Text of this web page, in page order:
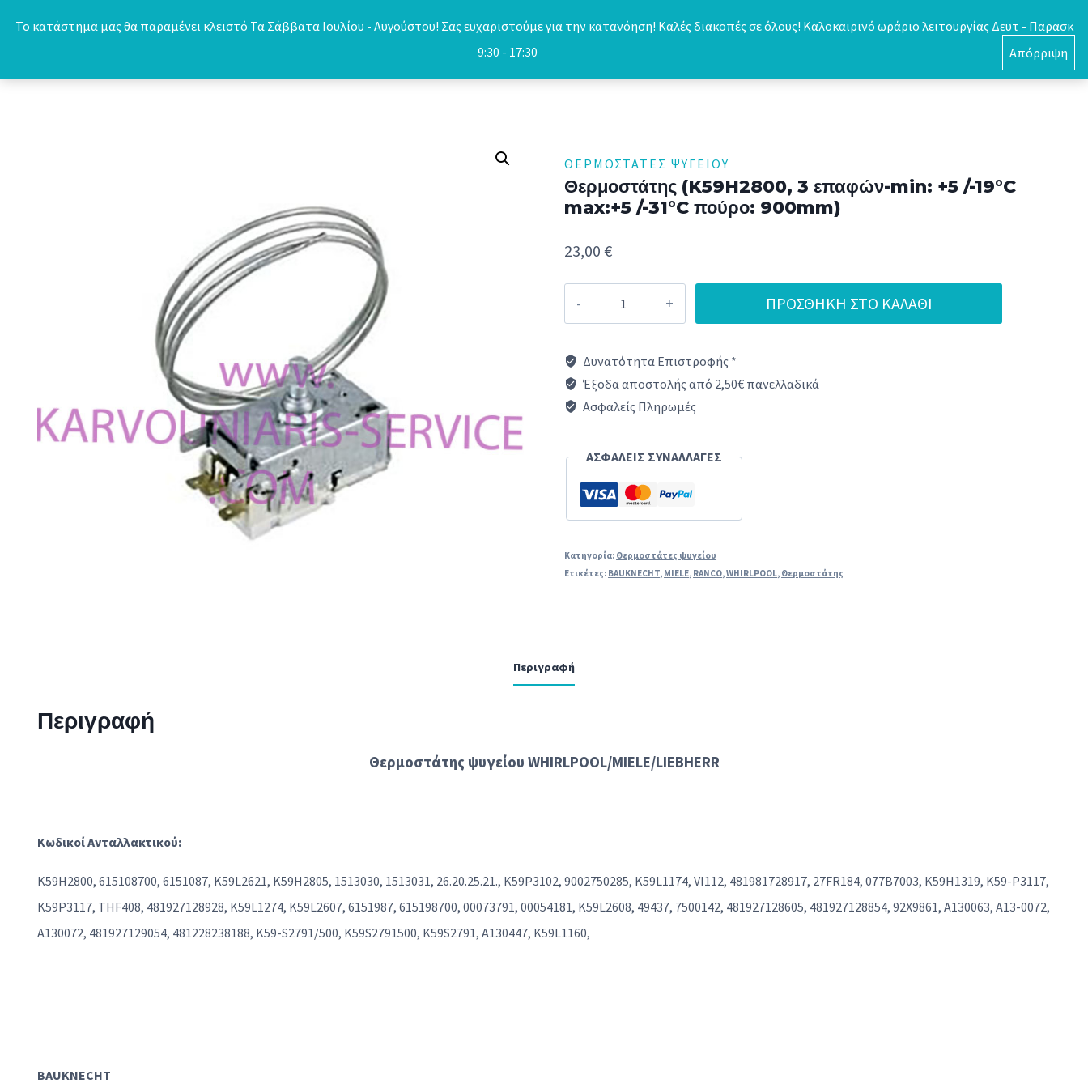
Το κατάστημα μας θα παραμένει κλειστό Τα Σάββατα Ιουλίου - Αυγούστου! Σας ευχαριστούμε για την κατανόηση! Καλές διακοπές σε όλους! Καλοκαιρινό ωράριο λειτουργίας Δευτ - Παρασκ
9:30 - 17:30
Απόρριψη
0
ΘΕΡΜΟΣΤΆΤΕΣ ΨΥΓΕΊΟΥ
Θερμοστάτης (K59H2800, 3 επαφών-min: +5 /-19°C
max:+5 /-31°C πούρο: 900mm)
23,00€
Θερμοστάτης
(K59H2800,
επαφών-
min:
/-19°C
/-31°C
900mm)
ποσότητα
ΠΡΟΣΘΉΚΗ ΣΤΟ ΚΑΛΆΘΙ
Δυνατότητα Επιστροφής *
Έξοδα αποστολής από 2,50€ πανελλαδικά
Ασφαλείς Πληρωμές
ΑΣΦΑΛΕΙΣ ΣΥΝΑΛΛΑΓΕΣ
Κατηγορία: Θερμοστάτες ψυγείου
Ετικέτες: BAUKNECHT, MIELE, RANCO,WHIRLPOOL, Θερμοστάτης
Περιγραφή
Περιγραφή
Θερμοστάτης ψυγείου WHIRLPOOL/MIELE/LIEBHERR
Κωδικοί Ανταλλακτικού:
K59H2800, 615108700, 6151087, K59L2621, K59H2805, 1513030, 1513031, 26.20.25.21., K59P3102, 9002750285, K59L1174, VI112, 481981728917, 27FR184, 077B7003, K59H1319, K59-P3117,
K59P3117, THF408, 481927128928, K59L1274, K59L2607, 6151987, 615198700, 00073791, 00054181, K59L2608, 49437, 7500142, 481927128605, 481927128854, 92X9861, A130063, A13-0072,
A130072, 481927129054, 481228238188, K59-S2791/500, K59S2791500, K59S2791, A130447, K59L1160,
BAUKNECHT